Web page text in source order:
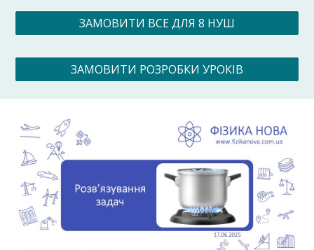
ЗАМОВИТИ ВСЕ ДЛЯ 8 НУШ
ЗАМОВИТИ РОЗРОБКИ УРОКІВ